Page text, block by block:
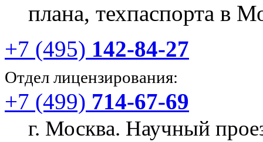
плана, техпаспорта в
+7 (495) 142-84-27
Отдел лицензирования:
+7 (499) 714-67-69
г. Москва. Научный